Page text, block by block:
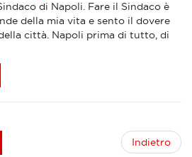
di Napoli. Fare il Sindaco è
della mia vita e sento il dovere
città. Napoli prima di tutto, di
Indietro